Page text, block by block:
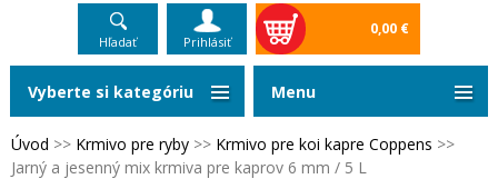
Hľadať Prihlásiť
0,00 €
Úvod >> Krmivo pre ryby >> Krmivo pre koi kapre Coppens >>
Jarný a jesenný mix krmiva pre kaprov 6 mm / 5 L
Vyberte si kategóriu Menu